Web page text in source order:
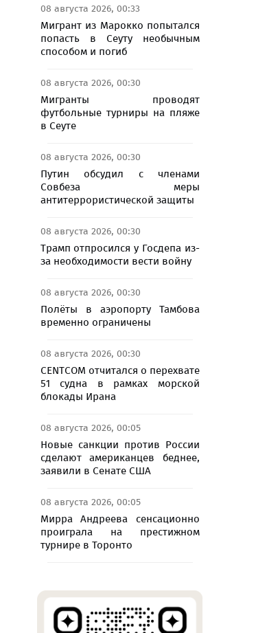
08 августа 2026, 00:33
Мигрант из Марокко попытался
попасть в Сеуту необычным
способом и погиб
08 августа 2026, 00:30
Мигранты проводят
футбольные турниры на пляже
в Сеуте
08 августа 2026, 00:30
Путин обсудил с членами
Совбеза меры
антитеррористической защиты
08 августа 2026, 00:30
Трамп отпросился у Госдепа из-
за необходимости вести войну
08 августа 2026, 00:30
Полёты в аэропорту Тамбова
временно ограничены
08 августа 2026, 00:30
CENTCOM отчитался о перехвате
51 судна в рамках морской
блокады Ирана
08 августа 2026, 00:05
Новые санкции против России
сделают американцев беднее,
заявили в Сенате США
08 августа 2026, 00:05
Мирра Андреева сенсационно
проиграла на престижном
турнире в Торонто